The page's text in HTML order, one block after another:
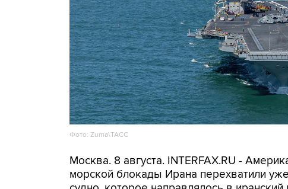
Фото: Zuma\ТАСС
Москва. 8 августа. INTERFAX.RU -
морской блокады Ирана перехватили